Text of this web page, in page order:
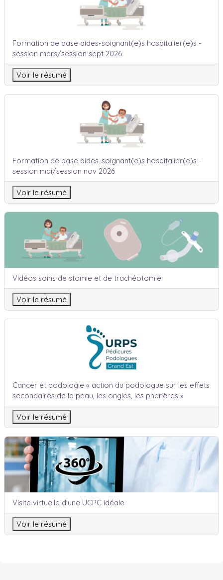
Nom du cours
Formation de base aides-soignant(e)s hospitalier(e)s -
session mars/session sept 2026
Voir le résumé
Formation de base aides-soignant(e)s hospitalier(e)s -
Nom du cours
Formation de base aides-soignant(e)s hospitalier(e)s -
session mai/session nov 2026
Voir le résumé
Vidéos soins de stomie et de trachéotomie
Nom du cours
Vidéos soins de stomie et de trachéotomie
Voir le résumé
Cancer et podologie « action du podologue sur les effets
Nom du cours
Cancer et podologie « action du podologue sur les effets
secondaires de la peau, les ongles, les phanères »
Voir le résumé
Visite virtuelle d'une UCPC idéale
Nom du cours
Visite virtuelle d'une UCPC idéale
Voir le résumé